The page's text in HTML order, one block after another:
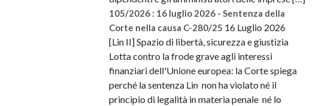
105/2026 : 16 luglio 2026 - Sentenza della
Corte nella causa C-280/25 16 Luglio 2026
[Lin II] Spazio di libertà, sicurezza e giustizia
Lotta contro la frode grave agli interessi
finanziari dell'Unione europea: la Corte spiega
perché la sentenza Lin non ha violato né il
principio di legalità in materia penale né lo